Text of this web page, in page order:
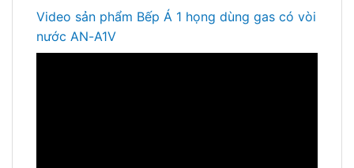
Video sản phẩm Bếp Á 1 họng dùng gas có vòi
nước AN-A1V